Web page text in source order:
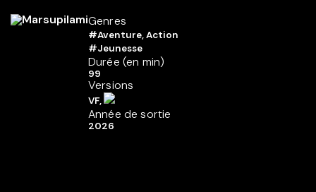
Genres
#Aventure, Action
#Jeunesse
Durée (en min)
99
Versions
VF,
Année de sortie
2026